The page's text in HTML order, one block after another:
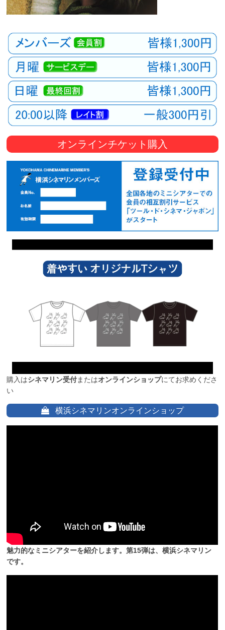
オンラインチケット購入
購入はシネマリン受付またはオンラインショップにてお求めくださ
い
横浜シネマリンオンラインショップ
魅力的なミニシアターを紹介します。第15弾は、横浜シネマリン
です。